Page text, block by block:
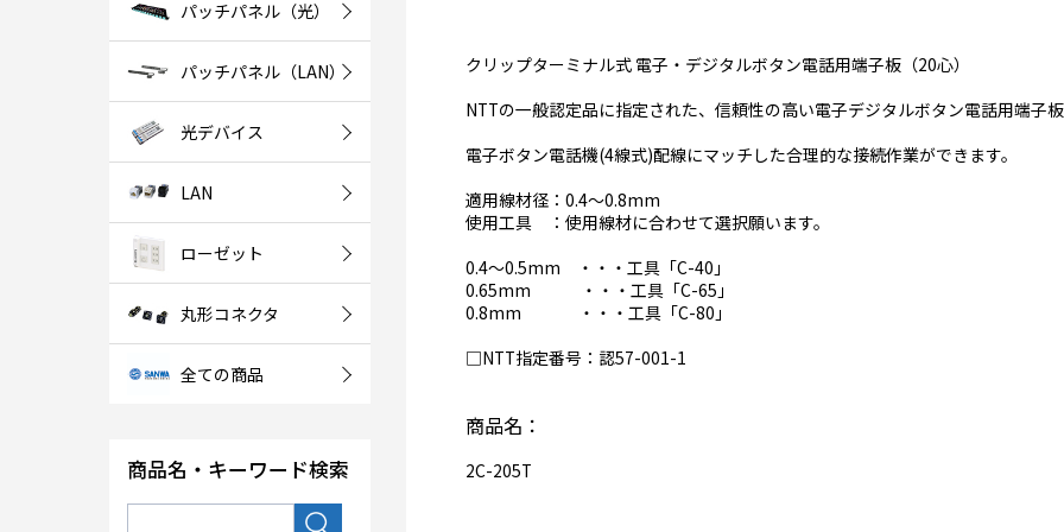
パッチパネル（光）
パッチパネル（LAN）
光デバイス
LAN
ローゼット
丸形コネクタ
全ての商品
商品名・キーワード検索
クリップターミナル式 電子・デジタルボタン電話用端子板（20心）
NTTの一般認定品に指定された、信頼性の高い電子デジタルボタン電話用端子
電子ボタン電話機(4線式)配線にマッチした合理的な接続作業ができます。
適用線材径：0.4～0.8mm
使用工具 ：使用線材に合わせて選択願います。
0.4～0.5mm ・・・工具「C-40」
0.65mm ・・・工具「C-65」
0.8mm ・・・工具「C-80」
□NTT指定番号：認57-001-1
商品名：
2C-205T